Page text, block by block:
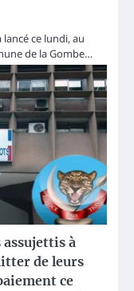
lancé ce lundi, au
de la Gombe…
à
de leurs
ce